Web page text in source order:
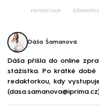
nemocnice
Dáša Šamanová
Dáša přišla do online
stážistka. Po krátké době
redaktorkou, kdy